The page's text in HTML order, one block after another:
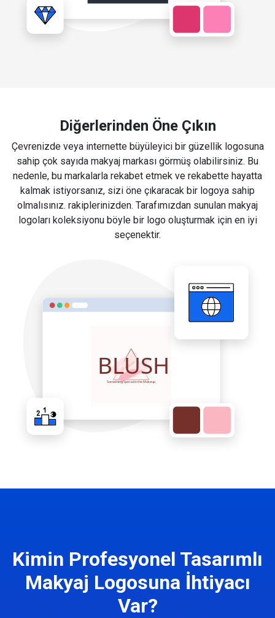
Diğerlerinden Öne Çıkın
Çevrenizde veya internette büyüleyici bir güzellik logosuna
sahip çok sayıda makyaj markası görmüş olabilirsiniz. Bu
nedenle, bu markalarla rekabet etmek ve rekabette hayatta
kalmak istiyorsanız, sizi öne çıkaracak bir logoya sahip
olmalısınız. rakiplerinizden. Tarafımızdan sunulan makyaj
logoları koleksiyonu böyle bir logo oluşturmak için en iyi
seçenektir.
Kimin Profesyonel Tasarımlı
Makyaj Logosuna İhtiyacı
Var?